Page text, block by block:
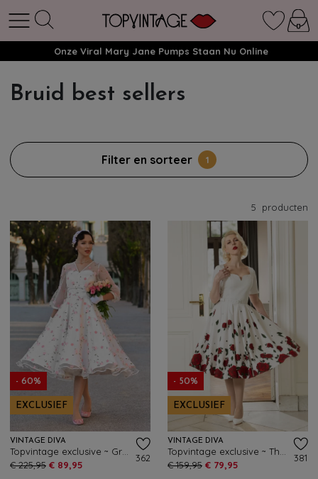
Onze Viral Mary Jane Pumps Staan Nu Online
Bruid best sellers
Filter en sorteer 1
5 producten
- 60%
EXCLUSIEF
VINTAGE DIVA
€ 225,95 € 89,95
362
- 50%
EXCLUSIEF
VINTAGE DIVA
€ 159,95 € 79,95
381